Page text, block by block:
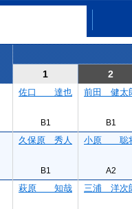
1
2
佐口 達也
B1
前田 健太
B1
久保原 秀人
B1
小原 聡
A2
萩原 知哉 三浦 洋次